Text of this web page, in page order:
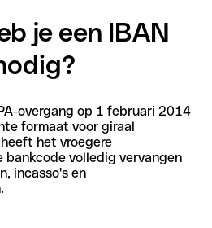
je een IBAN
overgang op 1 februari 2014
formaat voor giraal
het vroegere
bankcode volledig vervangen
incasso's en